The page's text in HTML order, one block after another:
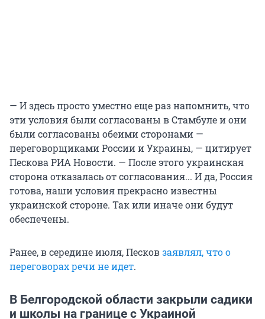
— И здесь просто уместно еще раз напомнить, что
эти условия были согласованы в Стамбуле и они
были согласованы обеими сторонами —
переговорщиками России и Украины, — цитирует
Пескова РИА Новости. — После этого украинская
сторона отказалась от согласования... И да, Россия
готова, наши условия прекрасно известны
украинской стороне. Так или иначе они будут
обеспечены.
Ранее, в середине июля, Песковзаявлял, что о
переговорах речи не идет.
В Белгородской области закрыли садики
и школы на границе с Украиной